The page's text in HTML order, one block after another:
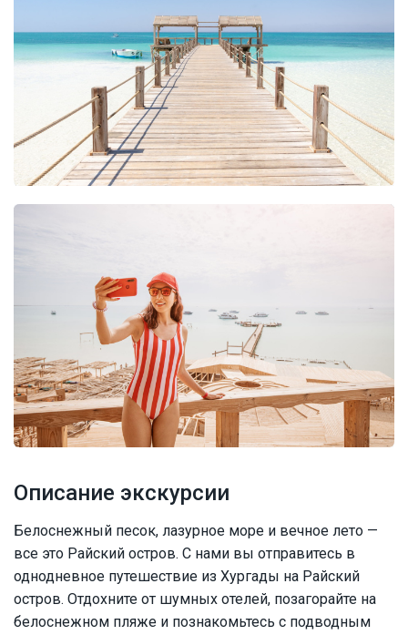
Описание экскурсии
Белоснежный песок, лазурное море и вечное лето —
все это Райский остров. С нами вы отправитесь в
однодневное путешествие из Хургады на Райский
остров. Отдохните от шумных отелей, позагорайте на
белоснежном пляже и познакомьтесь с подводным